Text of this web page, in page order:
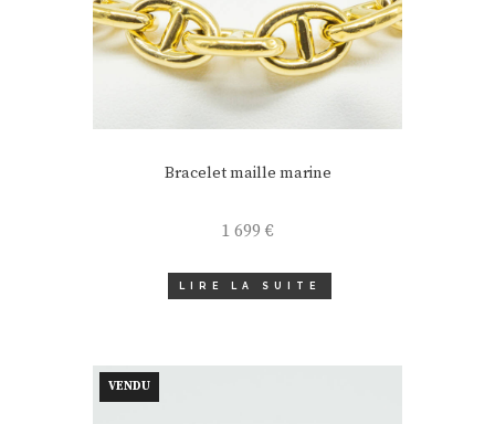
Bracelet maille marine
1 699 €
LIRE LA SUITE
VENDU